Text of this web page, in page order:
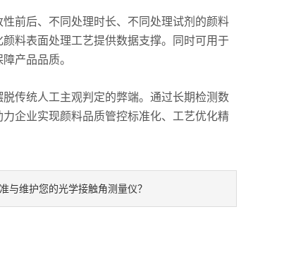
前后、不同处理时长、不同处理试剂的颜料
料表面处理工艺提供数据支撑。同时可用于
产品品质。
传统人工主观判定的弊端。通过长期检测数
企业实现颜料品质管控标准化、工艺优化精
与维护您的光学接触角测量仪？